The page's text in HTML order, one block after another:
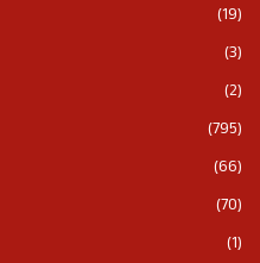
(19)
(3)
(2)
(795)
(66)
(70)
(1)